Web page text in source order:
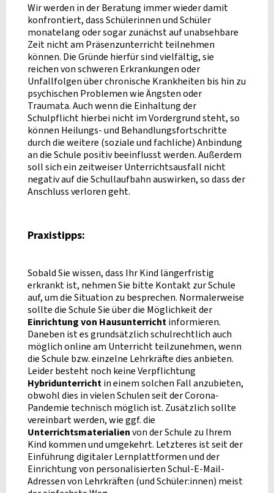
Wir werden in der Beratung immer wieder damit
konfrontiert, dass Schülerinnen und Schüler
monatelang oder sogar zunächst auf unabsehbare
Zeit nicht am Präsenzunterricht teilnehmen
können. Die Gründe hierfür sind vielfältig, sie
reichen von schweren Erkrankungen oder
Unfallfolgen über chronische Krankheiten bis hin zu
psychischen Problemen wie Ängsten oder
Traumata. Auch wenn die Einhaltung der
Schulpflicht hierbei nicht im Vordergrund steht, so
können Heilungs- und Behandlungsfortschritte
durch die weitere (soziale und fachliche) Anbindung
an die Schule positiv beeinflusst werden. Außerdem
soll sich ein zeitweiser Unterrichtsausfall nicht
negativ auf die Schullaufbahn auswirken, so dass der
Anschluss verloren geht.
Praxistipps:
Sobald Sie wissen, dass Ihr Kind längerfristig
erkrankt ist, nehmen Sie bitte Kontakt zur Schule
auf, um die Situation zu besprechen. Normalerweise
sollte die Schule Sie über die Möglichkeit der
Einrichtung von Hausunterrichtinformieren.
Daneben ist es grundsätzlich schulrechtlich auch
möglich online am Unterricht teilzunehmen, wenn
die Schule bzw. einzelne Lehrkräfte dies anbieten.
Leider besteht noch keine Verpflichtung
Hybridunterrichtin einem solchen Fall anzubieten,
obwohl dies in vielen Schulen seit der Corona-
Pandemie technisch möglich ist. Zusätzlich sollte
vereinbart werden, wie ggf. die
Unterrichtsmaterialienvon der Schule zu Ihrem
Kind kommen und umgekehrt. Letzteres ist seit der
Einführung digitaler Lernplattformen und der
Einrichtung von personalisierten Schul-E-Mail-
Adressen von Lehrkräften (und Schüler:innen) meist